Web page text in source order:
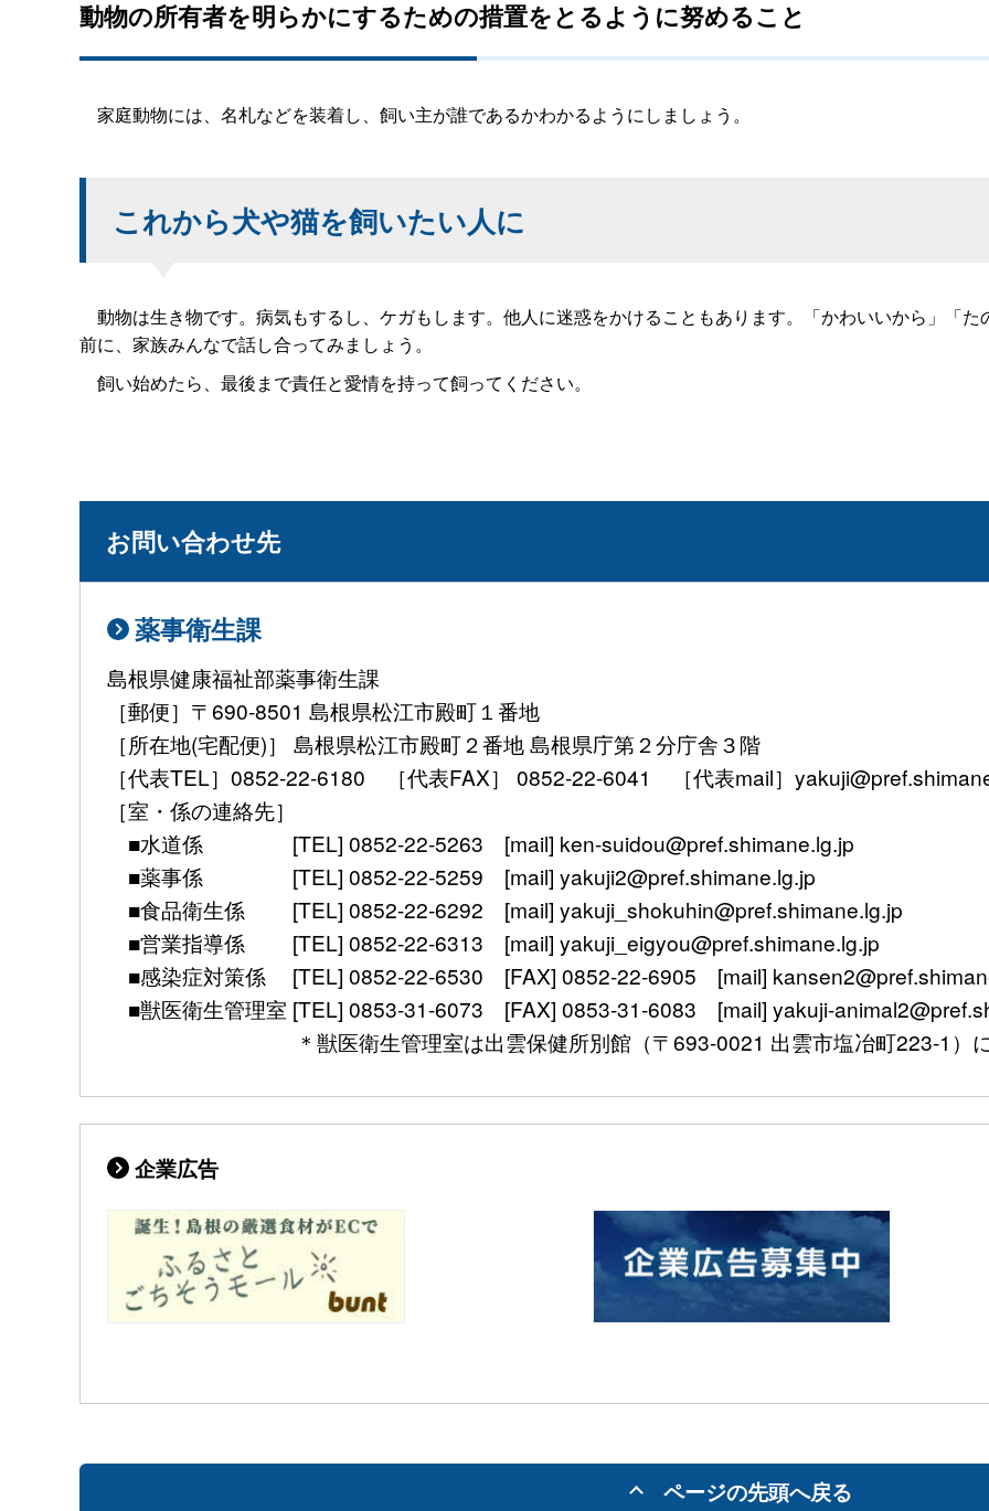
動物の所有者を明らかにするための措置をとるように努めること
家庭動物には、名札などを装着し、飼い主が誰であるかわかるようにしましょう。
これから犬や猫を飼いたい人に
動物は生き物です。病気もするし、ケガもします。他人に迷惑をかけることもあります。「かわいいから」「
前に、家族みんなで話し合ってみましょう。
飼い始めたら、最後まで責任と愛情を持って飼ってください。
お問い合わせ先
薬事衛生課
島根県健康福祉部薬事衛生課
［郵便］〒690-8501 島根県松江市殿町１番地
［所在地(宅配便)］ 島根県松江市殿町２番地 島根県庁第２分庁舎３階
［代表TEL］0852-22-6180 ［代表FAX］ 0852-22-6041 ［代表mail］
［室・係の連絡先］
■水道係 [TEL] 0852-22-5263 [mail] ken-suidou@pref.shimane.lg.jp
■薬事係 [TEL] 0852-22-5259 [mail] yakuji2@pref.shimane.lg.jp
■食品衛生係 [TEL] 0852-22-6292 [mail] yakuji_shokuhin@pref.shimane.lg.jp
■営業指導係 [TEL] 0852-22-6313 [mail] yakuji_eigyou@pref.shimane.lg.jp
■感染症対策係 [TEL] 0852-22-6530 [FAX] 0852-22-6905 [mail]
■獣医衛生管理室 [TEL] 0853-31-6073 [FAX] 0853-31-6083 [mail] yakuji-
＊獣医衛生管理室は出雲保健所別館（〒693-0021 出雲市塩冶町223-1）に
企業広告
ページの先頭へ戻る